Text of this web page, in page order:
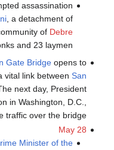
assassination
, a detachment of
of Debre
and 23 laymen.
Gate Bridgeopens to
vital link between San
next day, President
in Washington, D.C.,
traffic over the bridge.
May 28
Minister of the